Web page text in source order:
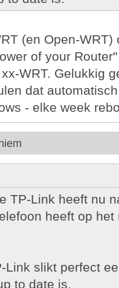
(en Open-
of your
WRT. Gelukkig
dat
- elke week
TP-Link heeft nu
heeft op
Link slikt perfect
to date is.